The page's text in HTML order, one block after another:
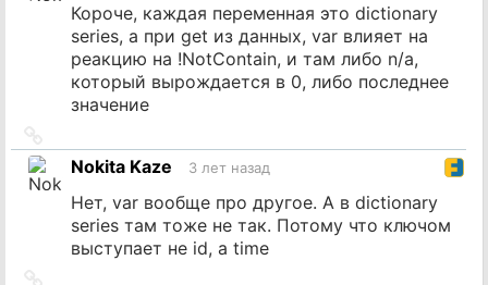
Короче, каждая переменная это dictionary
series, а при get из данных, var влияет на
реакцию на !NotContain, и там либо n/a,
который вырождается в 0, либо последнее
значение
на
источник
Nokita Kaze 3 лет назад
Нет, var вообще про другое. А в dictionary
series там тоже не так. Потому что ключом
выступает не id, а time